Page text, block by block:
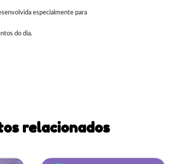
especialmente para
do dia.
relacionados